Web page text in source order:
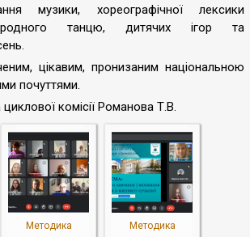
музики, хореографічної лексики
танцю, дитячих ігор та
цікавим, пронизаним національною
почуттями.
комісії Романова Т.В.
Методика
Методика